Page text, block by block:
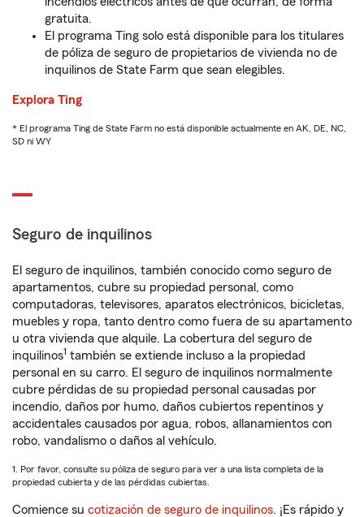
gratuita.
El programa Ting solo está disponible para los titulares
de póliza de seguro de propietarios de vivienda no de
inquilinos de State Farm que sean elegibles.
Explora Ting
* El programa Ting de State Farm no está disponible actualmente en AK, DE, NC,
SD ni WY
Seguro de inquilinos
El seguro de inquilinos, también conocido como seguro de
apartamentos, cubre su propiedad personal, como
computadoras, televisores, aparatos electrónicos, bicicletas,
muebles y ropa, tanto dentro como fuera de su apartamento
u otra vivienda que alquile. La cobertura del seguro de
inquilinos1 también se extiende incluso a la propiedad
personal en su carro. El seguro de inquilinos normalmente
cubre pérdidas de su propiedad personal causadas por
incendio, daños por humo, daños cubiertos repentinos y
accidentales causados por agua, robos, allanamientos con
robo, vandalismo o daños al vehículo.
1. Por favor, consulte su póliza de seguro para ver a una lista completa de la
propiedad cubierta y de las pérdidas cubiertas.
Comience su cotización de seguro de inquilinos. ¡Es rápido y